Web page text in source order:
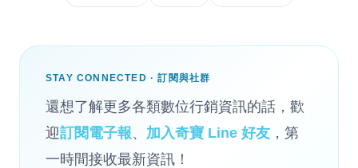
STAY CONNECTED · 訂閱與社群
還想了解更多各類數位行銷資訊的話，歡
迎訂閱電子報、 加入奇寶 Line 好友 ，第
一時間接收最新資訊！